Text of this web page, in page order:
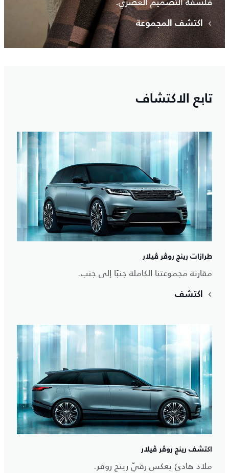
اكتشف المجموعة
تابع الاكتشاف
طرازات رينج روڤر ڤيلار
مقارنة مجموعتنا الكاملة جنبًا إلى جنب.
اكتشف
اكتشف رينج روڤر ڤيلار
ملاذ هادئ يعكس رقيّ رينج روڤر.